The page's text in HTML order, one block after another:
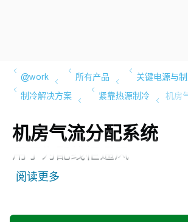
机房气流分配系统
用于为配线柜通风